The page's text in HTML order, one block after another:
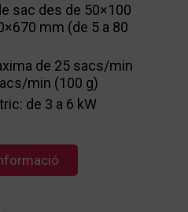
sac des de 50×100
mm (de 5 a 80
de 25 sacs/min
min (100 g)
de 3 a 6 kW